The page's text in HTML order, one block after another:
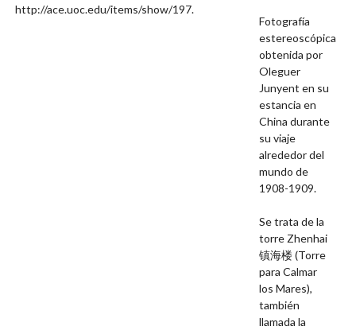
http://ace.uoc.edu/items/show/197.
Fotografía
estereoscópica
obtenida por
Oleguer
Junyent en su
estancia en
China durante
su viaje
alrededor del
mundo de
1908-1909.
Se trata de la
torre Zhenhai
镇海楼 (Torre
para Calmar
los Mares),
también
llamada la